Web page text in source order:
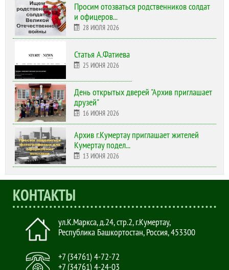
Просим отозваться родственников солдат
и офицеров...
28 ИЮЛЯ 2026
Статья А.Фатиева
25 ИЮНЯ 2026
День открытых дверей "Архив приглашает
друзей"
16 ИЮНЯ 2026
Архив г.Кумертау приглашает жителей
Кумертау подел...
13 ИЮНЯ 2026
КОНТАКТЫ
ул.К.Маркса, д.24, стр.2,г.Кумертау,
Республика Башкортостан, Россия,453300
+7 (34761) 4-72-72
+7 (34761) 4-24-03